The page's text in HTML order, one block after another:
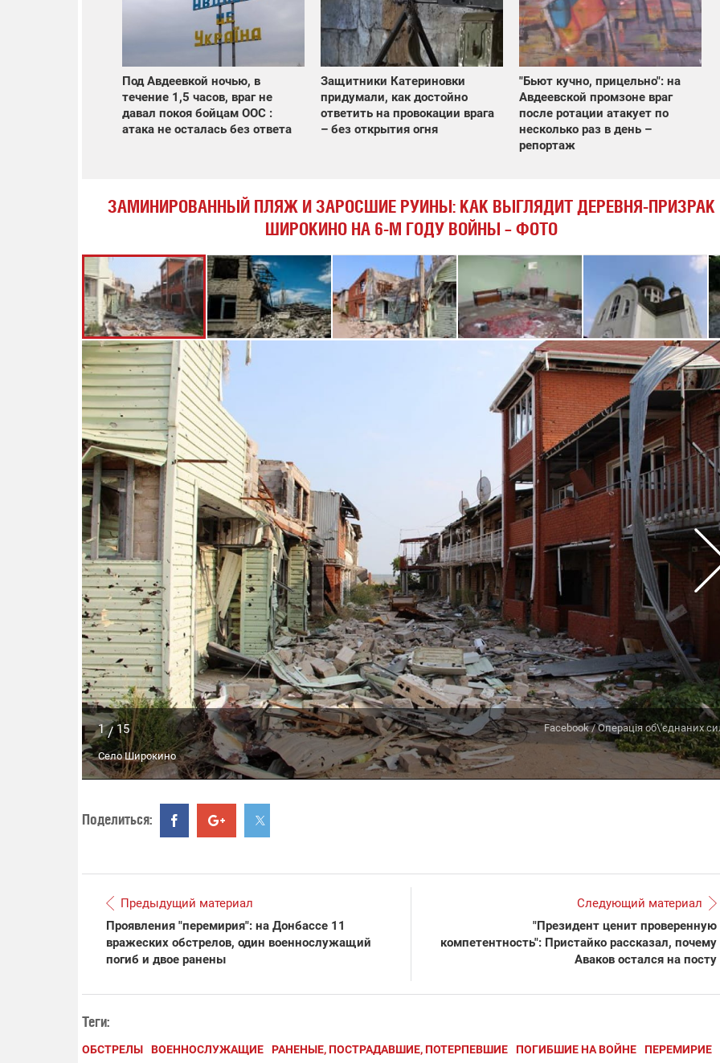
Под Авдеевкой ночью, в
течение 1,5 часов, враг не
давал покоя бойцам ООС :
атака не осталась без ответа
Защитники Катериновки
придумали, как достойно
ответить на провокации врага
– без открытия огня
"Бьют кучно, прицельно": на
Авдеевской промзоне враг
после ротации атакует по
несколько раз в день –
репортаж
ЗАМИНИРОВАННЫЙ ПЛЯЖ И ЗАРОСШИЕ РУИНЫ: КАК ВЫГЛЯДИТ ДЕРЕВНЯ-ПРИЗРАК
ШИРОКИНО НА 6-М ГОДУ ВОЙНЫ – ФОТО
1/ 15 Facebook / Операція об\'єднаних
Село Широкино
Поделиться:
Предыдущий материал
Проявления "перемирия": на Донбассе 11
вражеских обстрелов, один военнослужащий
погиб и двое ранены
Следующий материал
"Президент ценит проверенную
компетентность": Пристайко рассказал, почему
Аваков остался на посту
Теги:
ОБСТРЕЛЫ ВОЕННОСЛУЖАЩИЕ РАНЕНЫЕ, ПОСТРАДАВШИЕ, ПОТЕРПЕВШИЕ ПОГИБШИЕ НА ВОЙНЕ ПЕРЕМИРИЕ